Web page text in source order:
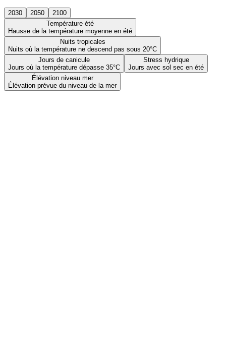
2030 2050
2100
Température été
Hausse de la température moyenne en été
Nuits tropicales
Nuits où la température ne descend pas sous 20°C
Jours de canicule
Jours où la température dépasse 35°C
Stress hydrique
Jours avec sol sec en été
Élévation niveau mer
Élévation prévue du niveau de la mer